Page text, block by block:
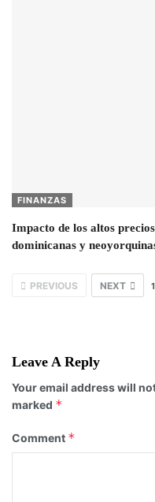
FINANZAS
Impacto de los altos
dominicanas y
PREVIOUS NEXT 1
Leave A Reply
Your email address will
marked *
Comment *